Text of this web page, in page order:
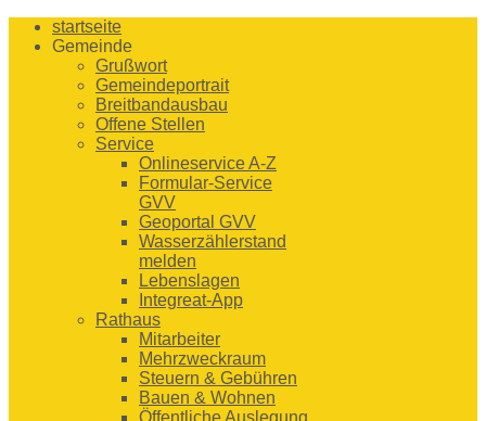
startseite
Gemeinde
Grußwort
Gemeindeportrait
Breitbandausbau
Offene Stellen
Service
Onlineservice A-Z
Formular-Service
GVV
Geoportal GVV
Wasserzählerstand
melden
Lebenslagen
Integreat-App
Rathaus
Mitarbeiter
Mehrzweckraum
Steuern & Gebühren
Bauen & Wohnen
Öffentliche Auslegung